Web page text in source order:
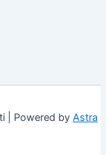
| Powered by Astra